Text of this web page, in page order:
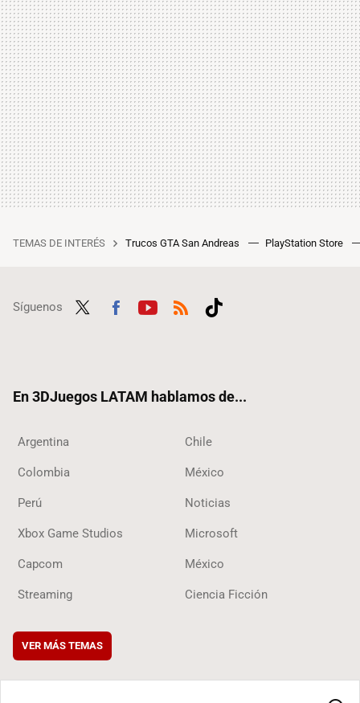
TEMAS DE INTERÉS Trucos GTA San Andreas PlayStation Store
Síguenos
En 3DJuegos LATAM hablamos de...
Argentina Chile
Colombia México
Perú Noticias
Xbox Game Studios Microsoft
Capcom México
Streaming Ciencia Ficción
VER MÁS TEMAS